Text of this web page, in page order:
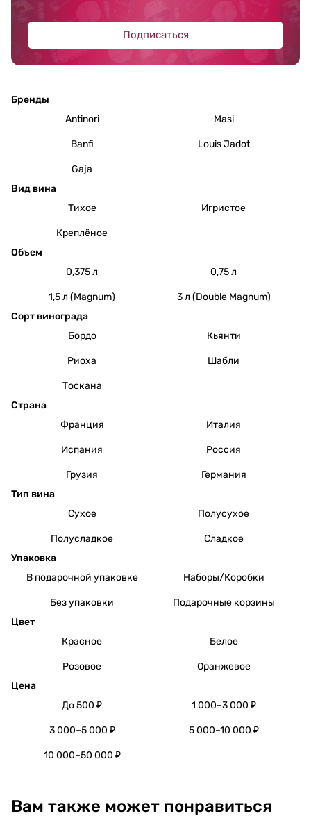
Подписаться
Бренды
Antinori
Masi
Banfi Louis Jadot
Gaja
Вид вина
Тихое
Игристое
Креплёное
Объем
0,375 л
0,75 л
1,5 л (Magnum)
3 л (Double Magnum)
Сорт винограда
Бордо
Кьянти
Риоха Шабли
Тоскана
Страна
Франция
Италия
Испания Россия
Грузия
Германия
Тип вина
Сухое
Полусухое
Полусладкое
Сладкое
Упаковка
В подарочной упаковке
Наборы/Коробки
Без упаковки
Подарочные корзины
Цвет
Красное
Белое
Розовое
Оранжевое
Цена
До 500 ₽
1 000–3 000 ₽
3 000–5 000 ₽ 5 000–10 000 ₽
10 000–50 000 ₽
Вам также может понравиться